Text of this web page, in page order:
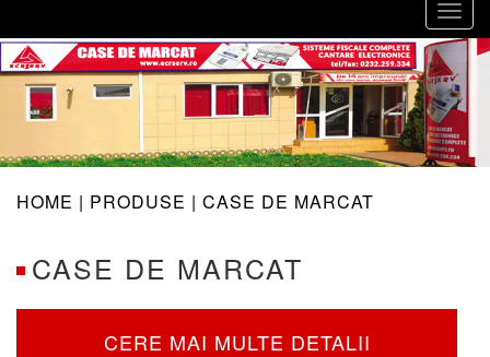
HOME | PRODUSE | CASE DE MARCAT
CASE DE MARCAT
CERE MAI MULTE DETALII